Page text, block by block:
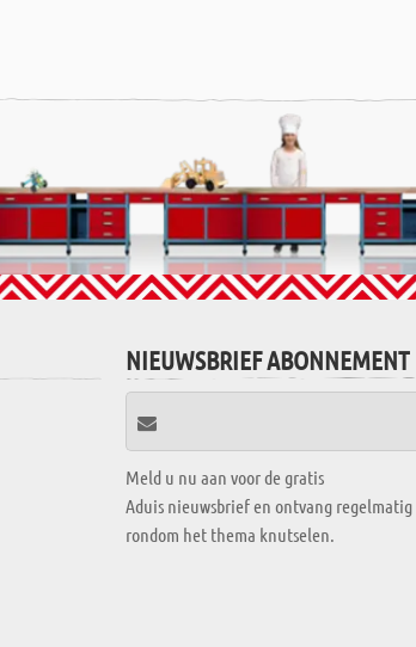
NIEUWSBRIEF ABONNEMENT
Meld u nu aan voor de gratis
Aduis nieuwsbrief en ontvang
rondom het thema knutselen.